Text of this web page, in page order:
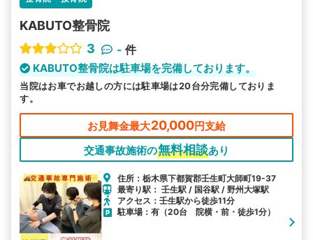
駅から探す 院名から探す
KABUTO整骨院
3
- 件
KABUTO整骨院は駐車場を完備しております。
当院はお車でお越しの方には駐車場は20台分完備しておりま
す。
お見舞金最大20,000円支給
交通事故施術の無料相談あり
住所：栃木県下都賀郡壬生町大師町19-37
最寄り駅： 壬生駅 / 国谷駅 / 野州大塚駅
アクセス：壬生駅から徒歩11分
駐車場：有（20台 院横・前・徒歩1分）